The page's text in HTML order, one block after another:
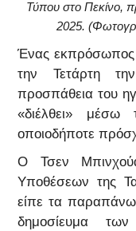
Τύπου στο Πεκίνο,
2025.
Ένας εκπρόσωπος
την Τετάρτη
προσπάθεια του
«διέλθει»
οποιοδήποτε
Ο Τσεν
Υποθέσεων της
είπε τα παραπάνω
δημοσίευμα